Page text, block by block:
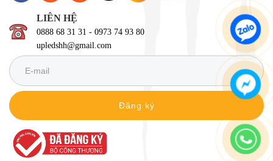
LIÊN HỆ
0888 68 31 31 - 0973 74 93 80
upledshh@gmail.com
Đăng ký